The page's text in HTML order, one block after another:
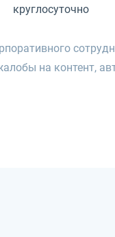
круглосуточно
на контент,